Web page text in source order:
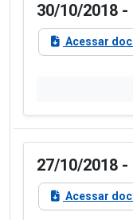
30/10/2018 -
Acessar
27/10/2018 -
Acessar